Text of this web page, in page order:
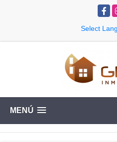
Select
MENÚ